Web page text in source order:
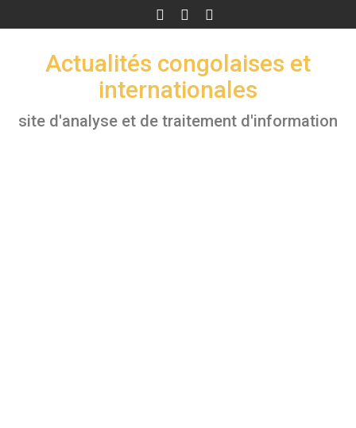
to
Actualités congolaises et
internationales
site d'analyse et de traitement d'information